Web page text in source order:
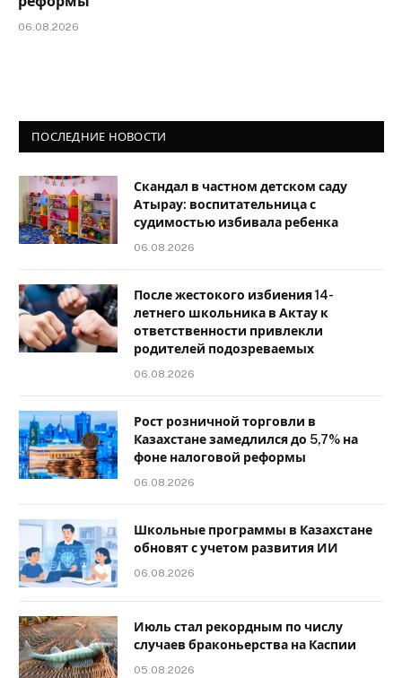
06.08.2026
ПОСЛЕДНИЕ НОВОСТИ
Скандал в частном детском саду
Атырау: воспитательница с
судимостью избивала ребенка
06.08.2026
После жестокого избиения 14-
летнего школьника в Актау к
ответственности привлекли
родителей подозреваемых
06.08.2026
Рост розничной торговли в
Казахстане замедлился до 5,7% на
фоне налоговой реформы
06.08.2026
Школьные программы в Казахстане
обновят с учетом развития ИИ
06.08.2026
Июль стал рекордным по числу
случаев браконьерства на Каспии
05.08.2026